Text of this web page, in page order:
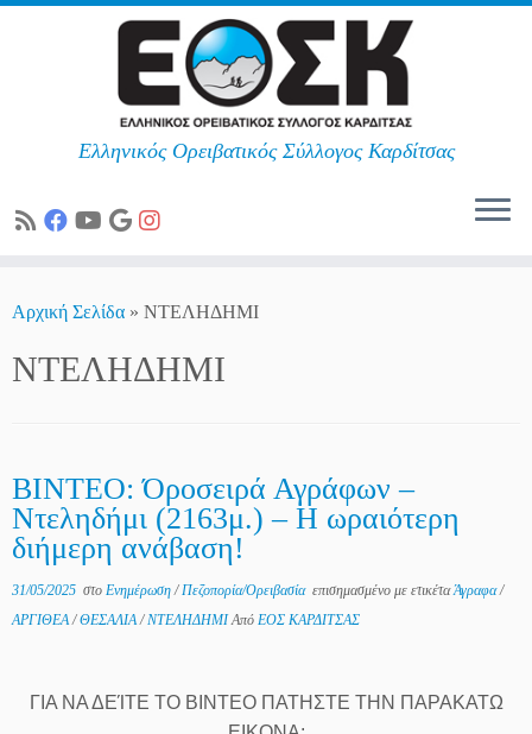
Ελληνικός Ορειβατικός Σύλλογος Καρδίτσας
Αρχική Σελίδα » ΝΤΕΛΗΔΗΜΙ
ΝΤΕΛΗΔΗΜΙ
ΒΙΝΤΕΟ: Όροσειρά Αγράφων –
Ντεληδήμι (2163μ.) – Η ωραιότερη
διήμερη ανάβαση!
31/05/2025 στο Ενημέρωση/Πεζοπορία/Ορειβασία επισημασμένο με ετικέταΆγραφα/
ΑΡΓΙΘΕΑ/ΘΕΣΑΛΙΑ/ΝΤΕΛΗΔΗΜΙΑπό ΕΟΣ ΚΑΡΔΙΤΣΑΣ
ΓΙΑ ΝΑ ΔΕΊΤΕ ΤΟ ΒΙΝΤΕΟ ΠΑΤΗΣΤΕ ΤΗΝ ΠΑΡΑΚΑΤΩ